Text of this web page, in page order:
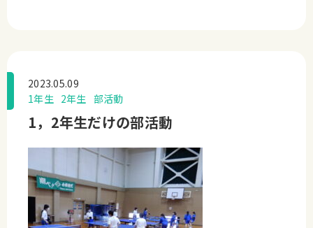
2023.05.09
1年生 2年生 部活動
1，2年生だけの部活動